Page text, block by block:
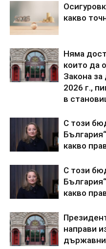
какво
Няма
които да
Закона
2026 г.,
в
С този
какво
С този
какво
направи